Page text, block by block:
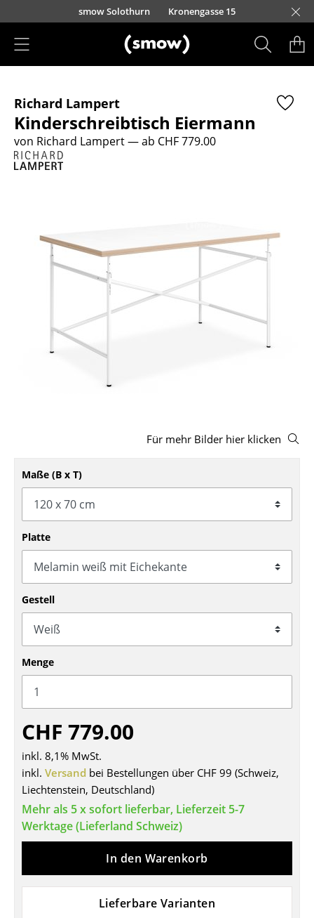
Direkt zum Inhaltsmow Solothurn Kronengasse 15
Sitzmöbel
Esszimmerstühle
Sofas
Stühle
Freischwinger
Hocker
Bänke & Liegen
Schaukelstühle
Bürodrehstühle
Konferenzstühle
Bürosessel
Einzelteile
... alle Sitzmöbel
Tische
Esstische
Beistelltische
Couchtische
Schreibtische
Sekretäre & PC-Tische
Konferenztische
Stehtische & Stehpulte
Kindertische
Richard Lampert
Kinderschreibtisch Eiermann
von Richard Lampert— ab CHF 779.00
Für mehr Bilder hier klicken
Maße (B x T)
Platte
Gestell
Menge
CHF 779.00
inkl. 8,1% MwSt.
inkl. Versand bei Bestellungen über CHF 99 (Schweiz,
Liechtenstein, Deutschland)
Mehr als 5 x sofort lieferbar, Lieferzeit 5-7
Werktage (Lieferland Schweiz)
In den Warenkorb
Lieferbare Varianten